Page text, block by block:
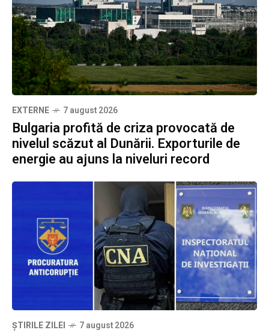
EXTERNE 7 august 2026
Bulgaria profită de criza provocată de
nivelul scăzut al Dunării. Exporturile de
energie au ajuns la niveluri record
ȘTIRILE ZILEI 7 august 2026